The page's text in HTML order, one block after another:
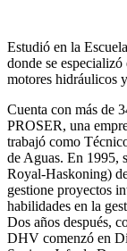
Estudió en la
donde se
motores hidráulicos
Cuenta con más de
PROSER, una
trabajó como
de Aguas. En 1995,
Royal-Haskoning)
gestione proyectos
habilidades en la
Dos años después,
DHV comenzó en